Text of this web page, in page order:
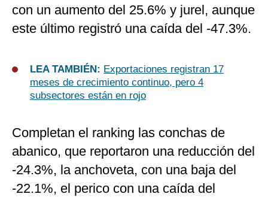
con un aumento del 25.6% y jurel, aunque
este último registró una caída del -47.3%.​
LEA TAMBIÉN: Exportaciones registran 17
meses de crecimiento continuo, pero 4
subsectores están en rojo
Completan el ranking las conchas de
abanico, que reportaron una reducción del
-24.3%, la anchoveta, con una baja del
-22.1%, el perico con una caída del